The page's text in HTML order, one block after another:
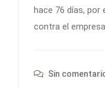
hace 76 días,
contra el
Sin